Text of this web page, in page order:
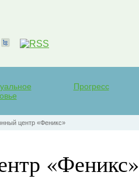
Прогресс
центр «Феникс»
«Феникс»